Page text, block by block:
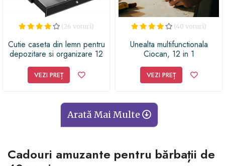
(26 voturi)
Cutie caseta din lemn pentru
depozitare si organizare 12
sertar, 30 x 20 x 13 cm,
negru, G21
VEZI PREȚ
(40 voturi)
Unealta multifunctionala
Ciocan, 12 in 1
VEZI PREȚ
Arată Mai Multe
Cadouri amuzante pentru bărbații de